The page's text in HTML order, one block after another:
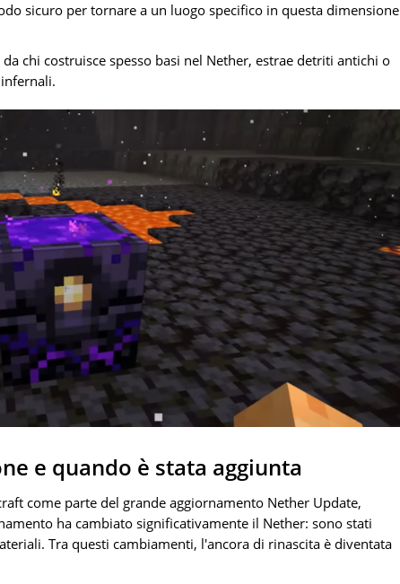
sicuro per tornare a un luogo specifico in questa dimensione
chi costruisce spesso basi nel Nether, estrae detriti antichi o
e quando è stata aggiunta
come parte del grande aggiornamento Nether Update,
ha cambiato significativamente il Nether: sono stati
Tra questi cambiamenti, l'ancora di rinascita è diventata